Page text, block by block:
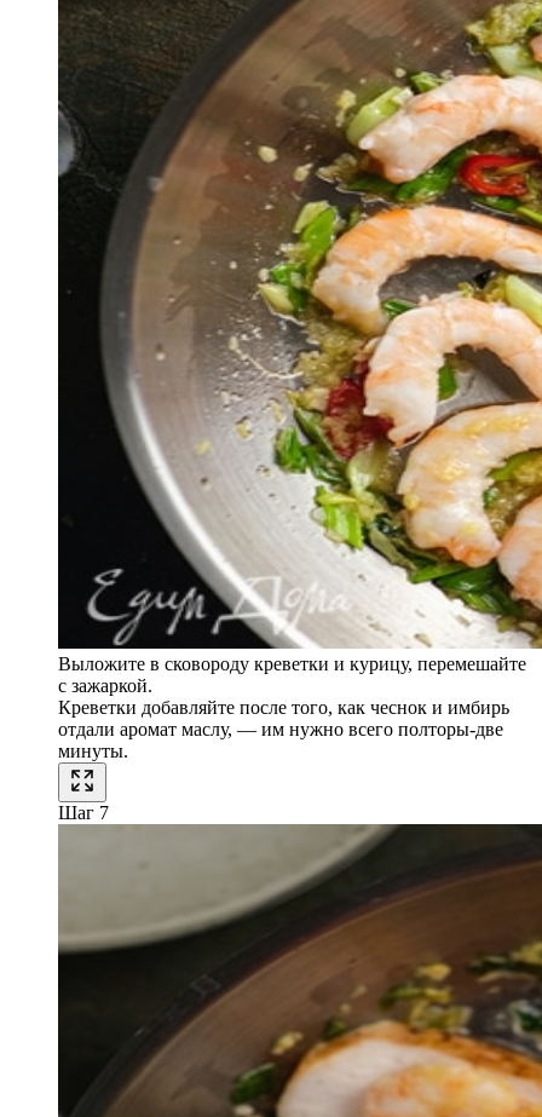
Выложите в сковороду креветки и курицу, перемешайте
с зажаркой.
Креветки добавляйте после того, как чеснок и имбирь
отдали аромат маслу, — им нужно всего полторы-две
минуты.
Шаг 7